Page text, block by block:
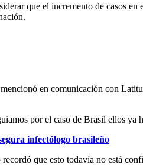
que el incremento de casos
en comunicación con
por el caso de Brasil ellos
infectólogo brasileño
que esto todavía no está